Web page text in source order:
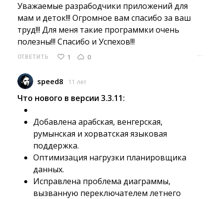
Уважаемые разрабодчики приложений для
мам и деток!!! Огромное вам спасибо за ваш
труд!!! Для меня такие программки очень
полезны!!! Спасибо и Успехов!!!
ОТВЕТИТЬ 1 0 ···
speed8 11 лет
Что нового в версии 3.3.11:
Добавлена арабская, венгерская,
румынская и хорватская языковая
поддержка.
Оптимизация нагрузки планировщика
данных.
Исправлена проблема диаграммы,
вызванную переключателем летнего